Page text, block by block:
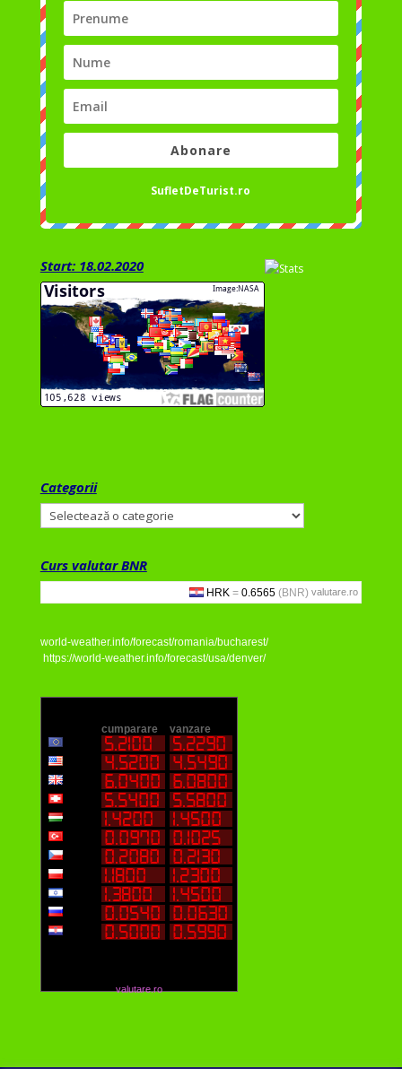
Abonare
SufletDeTurist.ro
Start: 18.02.2020
Categorii
Categorii
Curs valutar BNR
valutare.ro
world-weather.info/forecast/romania/bucharest/
https://world-weather.info/forecast/usa/denver/
valutare.ro